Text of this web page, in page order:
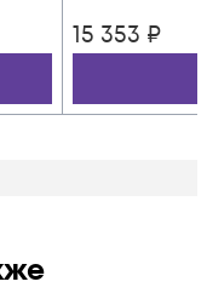
15 353 ₽